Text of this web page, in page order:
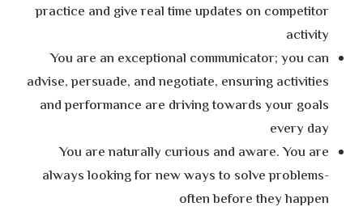
practice and give real time updates on competitor
activity
You are an exceptional communicator; you can
advise, persuade, and negotiate, ensuring activities
and performance are driving towards your goals
every day
You are naturally curious and aware. You are
always looking for new ways to solve problems-
often before they happen